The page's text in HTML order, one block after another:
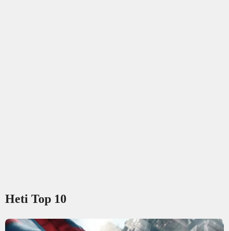
Heti Top 10